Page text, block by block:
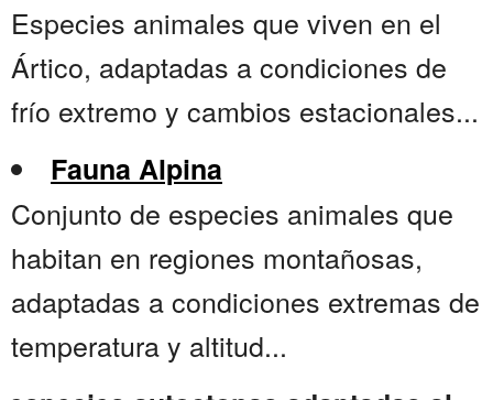
Especies animales que viven en el
Ártico, adaptadas a condiciones de
frío extremo y cambios estacionales...
Fauna Alpina
Conjunto de especies animales que
habitan en regiones montañosas,
adaptadas a condiciones extremas de
temperatura y altitud...